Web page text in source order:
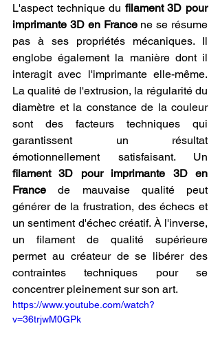
L'aspect technique du filament 3D pour
imprimante 3D en France ne se résume
pas à ses propriétés mécaniques. Il
englobe également la manière dont il
interagit avec l'imprimante elle-même.
La qualité de l'extrusion, la régularité du
diamètre et la constance de la couleur
sont des facteurs techniques qui
garantissent un résultat
filament 3D pour imprimante 3D en
France de mauvaise qualité peut
générer de la frustration, des échecs et
un sentiment d'échec créatif. À l'inverse,
un filament de qualité supérieure
permet au créateur de se libérer des
contraintes techniques pour se
concentrer pleinement sur son art.
https://www.youtube.com/watch?
v=36trjwM0GPk